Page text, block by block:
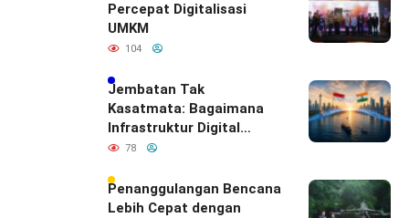
Percepat Digitalisasi
UMKM
104
Jembatan Tak
Kasatmata: Bagaimana
Infrastruktur Digital
Diam-Diam
Hubungan Indonesia–
India
78
Penanggulangan Bencana
Lebih Cepat dengan